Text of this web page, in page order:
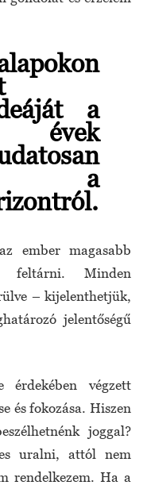
a
évek
a
ember magasabb
feltárni. Minden
– kijelenthetjük,
jelentőségű
érdekében végzett
és fokozása. Hiszen
joggal?
uralni, attól nem
rendelkezem. Ha a